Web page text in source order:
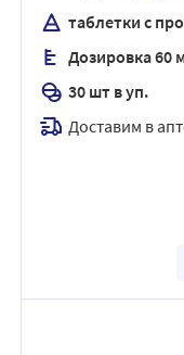
таблетки с
Дозировка 60
30 шт в уп.
Доставим в